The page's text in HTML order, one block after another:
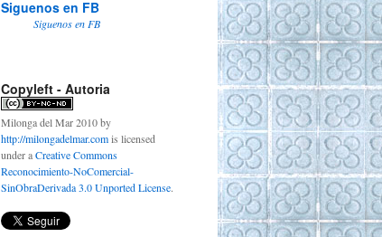
Siguenos en FB
Siguenos en FB
Copyleft - Autoria
Milonga del Mar 2010by
http://milongadelmar.comis licensed
under aCreative Commons
Reconocimiento-NoComercial-
SinObraDerivada 3.0 Unported License.